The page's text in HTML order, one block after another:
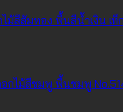
ไม้สีส้มทอง พื้นสีน้ำเงิน เท็